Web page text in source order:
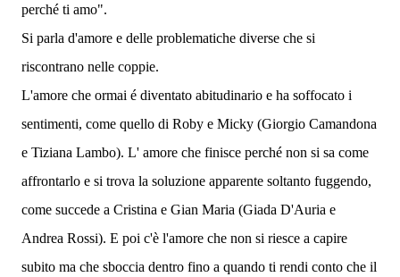
perché ti amo".
Si parla d'amore e delle problematiche diverse che si
riscontrano nelle coppie.
L'amore che ormai é diventato abitudinario e ha soffocato i
sentimenti, come quello di Roby e Micky (Giorgio Camandona
e Tiziana Lambo). L' amore che finisce perché non si sa come
affrontarlo e si trova la soluzione apparente soltanto fuggendo,
come succede a Cristina e Gian Maria (Giada D'Auria e
Andrea Rossi). E poi c'è l'amore che non si riesce a capire
subito ma che sboccia dentro fino a quando ti rendi conto che il